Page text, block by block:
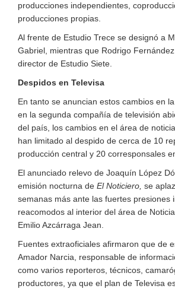
producciones independientes,
producciones propias.
Al frente de Estudio Trece se designó a
Gabriel, mientras que Rodrigo
director de Estudio Siete.
Despidos en Televisa
En tanto se anuncian estos cambios en
en la segunda compañía de televisión
del país, los cambios en el área de
han limitado al despido de cerca de 10
producción central y 20 corresponsales
El anunciado relevo de Joaquín López
emisión nocturna de El Noticiero, se
semanas más ante las fuertes presiones
reacomodos al interior del área de
Emilio Azcárraga Jean.
Fuentes extraoficiales afirmaron que de
Amador Narcia, responsable de
como varios reporteros, técnicos,
productores, ya que el plan de Televisa